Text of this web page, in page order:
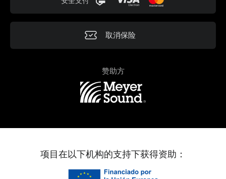
取消保险
赞助方
项目在以下机构的支持下获得资助：